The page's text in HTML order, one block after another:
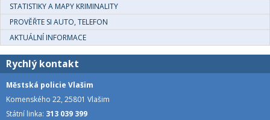
STATISTIKY A MAPY KRIMINALITY
PROVĚŘTE SI AUTO, TELEFON
AKTUÁLNÍ INFORMACE
Rychlý kontakt
Městská policie Vlašim
Komenského 22, 25801 Vlašim
Státní linka: 313 039 399